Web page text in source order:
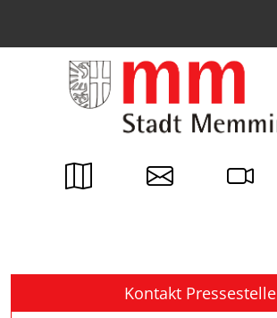
Kontakt Pressestelle